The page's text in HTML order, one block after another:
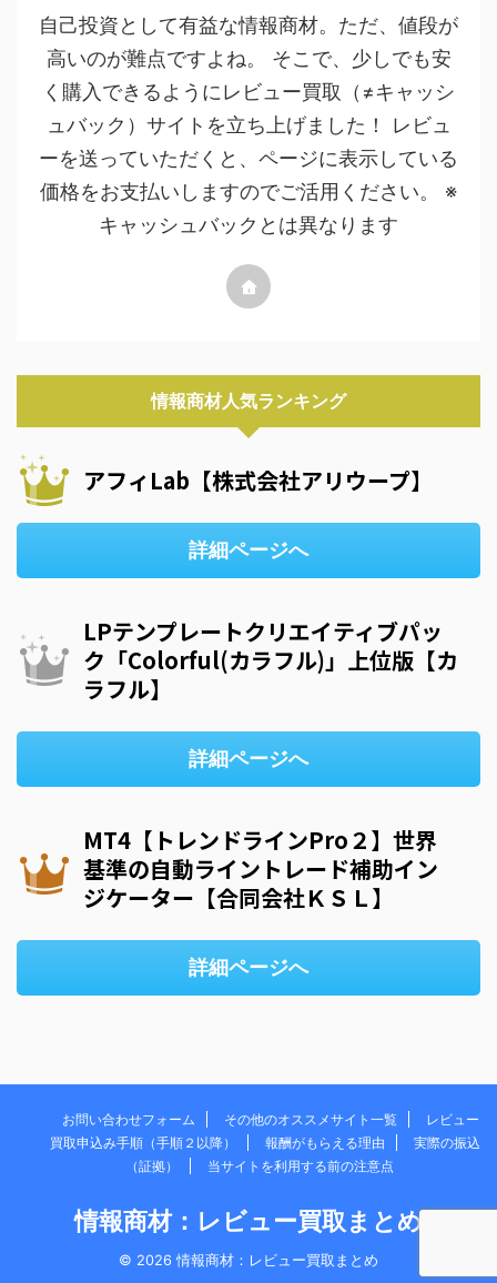
自己投資として有益な情報商材。ただ、値段が
高いのが難点ですよね。 そこで、少しでも安
く購入できるようにレビュー買取（≠キャッシ
ュバック）サイトを立ち上げました！ レビュ
ーを送っていただくと、ページに表示している
価格をお支払いしますのでご活用ください。 ※
キャッシュバックとは異なります
情報商材人気ランキング
アフィLab【株式会社アリウープ】
詳細ページへ
LPテンプレートクリエイティブパッ
ク「Colorful(カラフル)」上位版【カ
ラフル】
詳細ページへ
MT4【トレンドラインPro２】世界
基準の自動ライントレード補助イン
ジケーター【合同会社ＫＳＬ】
詳細ページへ
お問い合わせフォーム その他のオススメサイト一覧
レビュー
買取申込み手順（手順２以降）
報酬がもらえる理由
実際の振込
（証拠）
当サイトを利用する前の注意点
情報商材：レビュー買取まとめ
© 2026 情報商材：レビュー買取まとめ